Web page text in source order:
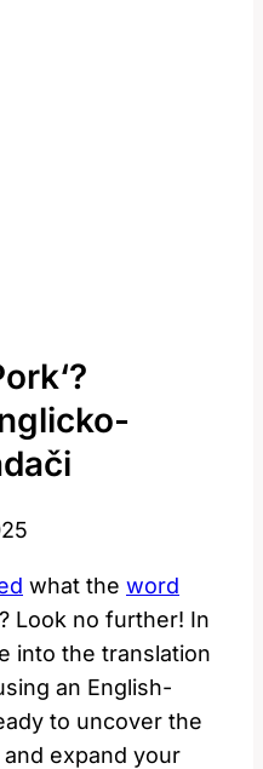
what the word
Look no further! In
into the translation
an English-
to ⁢uncover the
and expand your